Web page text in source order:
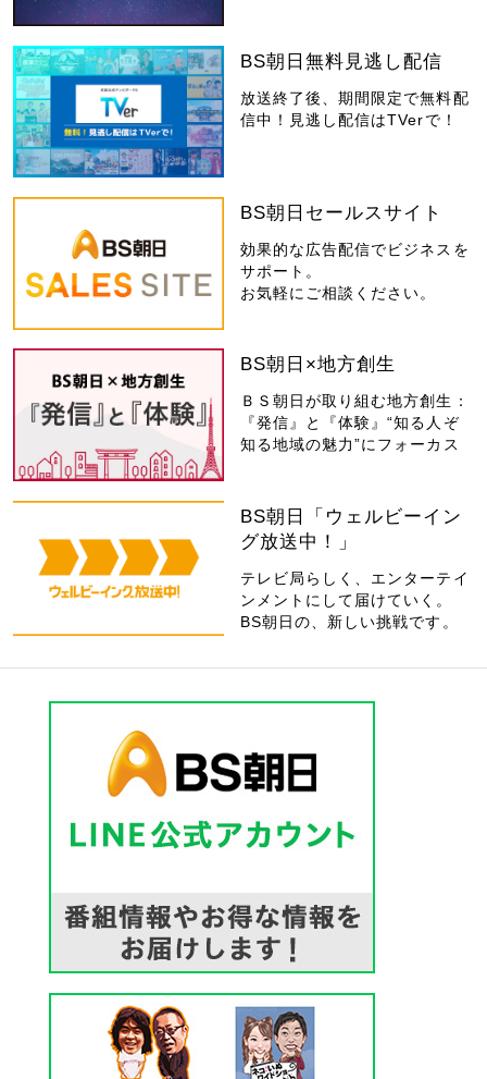
BS朝日無料見逃し配信
放送終了後、期間限定で無料配
信中！見逃し配信はTVerで！
BS朝日セールスサイト
効果的な広告配信でビジネスを
サポート。
お気軽にご相談ください。
BS朝日×地方創生
ＢＳ朝日が取り組む地方創生：
『発信』と『体験』“知る人ぞ
知る地域の魅力”にフォーカス
BS朝日「ウェルビーイン
グ放送中！」
テレビ局らしく、エンターテイ
ンメントにして届けていく。
BS朝日の、新しい挑戦です。